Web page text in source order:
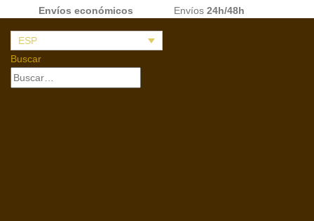
Envíos económicos Envíos 24h/48h
ESP
Buscar